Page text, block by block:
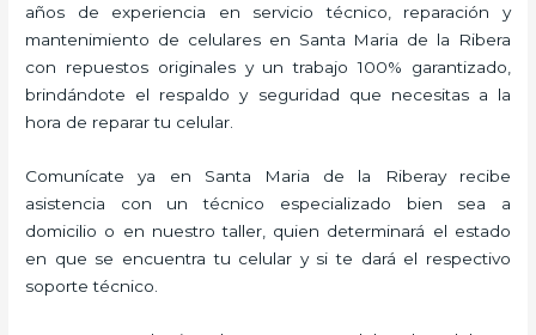
años de experiencia en servicio técnico, reparación y
mantenimiento de celulares en Santa Maria de la Ribera
con repuestos originales y un trabajo 100% garantizado,
brindándote el respaldo y seguridad que necesitas a la
hora de reparar tu celular.
Comunícate ya en Santa Maria de la Riberay recibe
asistencia con un técnico especializado bien sea a
domicilio o en nuestro taller, quien determinará el estado
en que se encuentra tu celular y si te dará el respectivo
soporte técnico.